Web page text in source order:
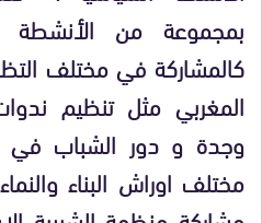
بمجموعة من الأنشطة
كالمشاركة في مختلف
المغربي مثل تنظيم
وجدة و دور الشباب في
مختلف اوراش البناء